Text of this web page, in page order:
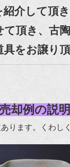
介して頂
頂き、古陶
をお譲り
却例の説明
ります。くわし